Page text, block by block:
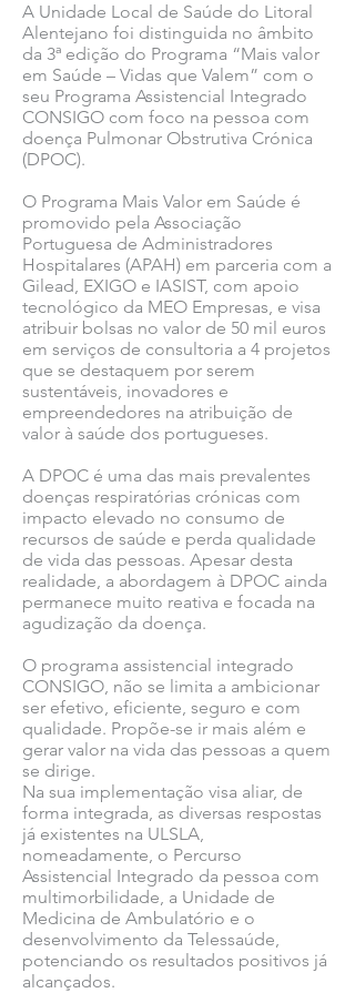
A Unidade Local de Saúde do Litoral
Alentejano foi distinguida no âmbito
da 3ª edição do Programa “Mais valor
em Saúde – Vidas que Valem” com o
seu Programa Assistencial Integrado
CONSIGO com foco na pessoa com
doença Pulmonar Obstrutiva Crónica
(DPOC).
O Programa Mais Valor em Saúde é
promovido pela Associação
Portuguesa de Administradores
Hospitalares (APAH) em parceria com a
Gilead, EXIGO e IASIST, com apoio
tecnológico da MEO Empresas, e visa
atribuir bolsas no valor de 50 mil euros
em serviços de consultoria a 4 projetos
que se destaquem por serem
sustentáveis, inovadores e
empreendedores na atribuição de
valor à saúde dos portugueses.
A DPOC é uma das mais prevalentes
doenças respiratórias crónicas com
impacto elevado no consumo de
recursos de saúde e perda qualidade
de vida das pessoas. Apesar desta
realidade, a abordagem à DPOC ainda
permanece muito reativa e focada na
agudização da doença.
O programa assistencial integrado
CONSIGO, não se limita a ambicionar
ser efetivo, eficiente, seguro e com
qualidade. Propõe-se ir mais além e
gerar valor na vida das pessoas a quem
se dirige.
Na sua implementação visa aliar, de
forma integrada, as diversas respostas
já existentes na ULSLA,
nomeadamente, o Percurso
Assistencial Integrado da pessoa com
multimorbilidade, a Unidade de
Medicina de Ambulatório e o
desenvolvimento da Telessaúde,
potenciando os resultados positivos já
alcançados.